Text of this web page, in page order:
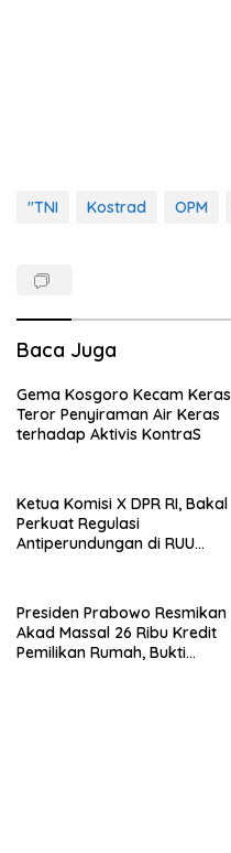
"TNI Kostrad OPM
Baca Juga
Gema Kosgoro Kecam Keras
Teror Penyiraman Air Keras
terhadap Aktivis KontraS
Ketua Komisi X DPR RI, Bakal
Perkuat Regulasi
Antiperundungan di RUU
Presiden Prabowo Resmikan
Akad Massal 26 Ribu Kredit
Pemilikan Rumah, Bukti